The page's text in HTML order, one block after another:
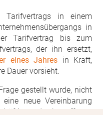
Tarifvertrags in einem
in
Tarifvertrag bis zum
der ihn ersetzt,
eines Jahres in Kraft,
Dauer vorsieht.
gestellt wurde, nicht
neue Vereinbarung
des betroffenen